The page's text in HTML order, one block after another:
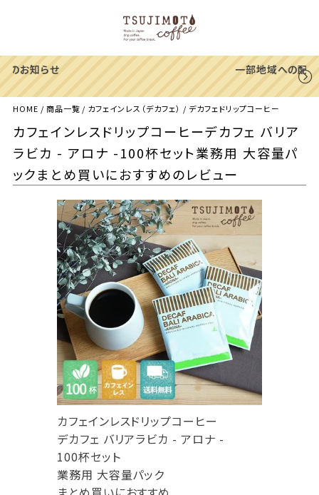
HOME 商品一覧 カフェインレス（デカフェ） デカフェドリップコーヒー
カフェインレスドリップコーヒーデカフェ バリア
ラビカ - アロナ -100杯セット業務用 大容量パ
ックまとめ買いにおすすめのレビュー
カフェインレスドリップコーヒー
デカフェ バリアラビカ - アロナ -
100杯セット
業務用 大容量パック